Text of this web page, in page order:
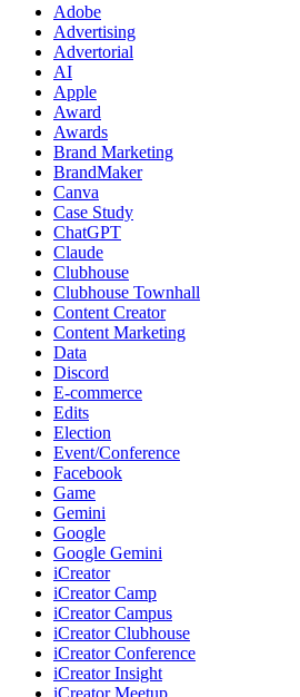
Adobe
Advertising
Advertorial
AI
Apple
Award
Awards
Brand Marketing
BrandMaker
Canva
Case Study
ChatGPT
Claude
Clubhouse
Clubhouse Townhall
Content Creator
Content Marketing
Data
Discord
E-commerce
Edits
Election
Event/Conference
Facebook
Game
Gemini
Google
Google Gemini
iCreator
iCreator Camp
iCreator Campus
iCreator Clubhouse
iCreator Conference
iCreator Insight
iCreator Meetup